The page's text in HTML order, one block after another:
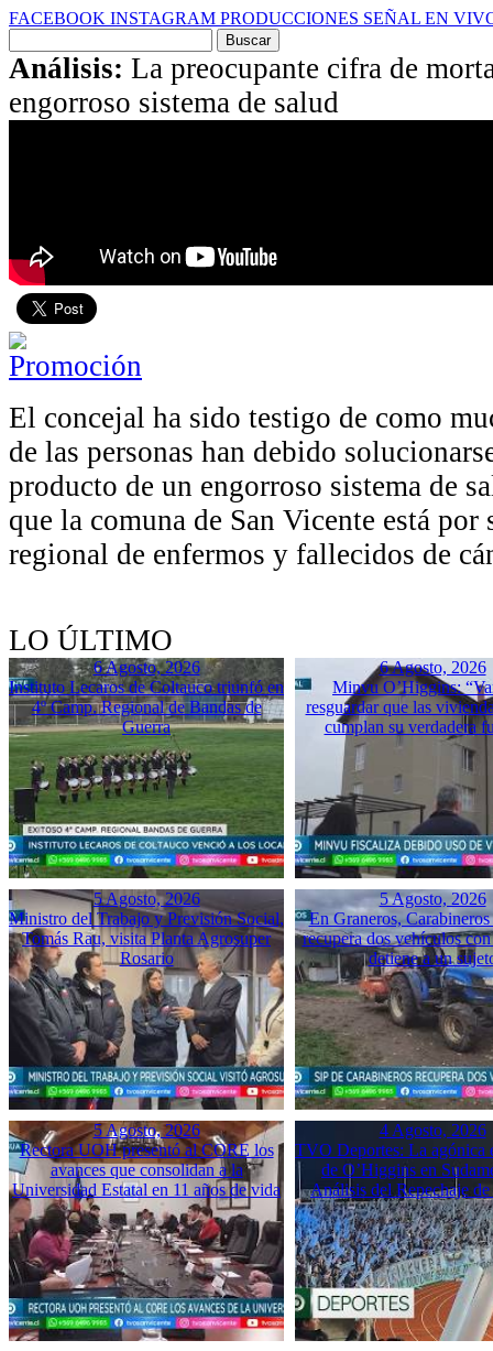
FACEBOOK INSTAGRAM PRODUCCIONES SEÑAL EN
por:
Análisis: La preocupante cifra de
engorroso sistema de salud
El concejal ha sido testigo de como
de las personas han debido
producto de un engorroso sistema de
que la comuna de San Vicente está
regional de enfermos y fallecidos de
LO ÚLTIMO
6 Agosto, 2026
Instituto Lecaros de Coltauco triunfó en
4º Camp. Regional de Bandas de
Guerra
6 Agosto, 2026
Minvu O’Higgins:
resguardar que las
cumplan su verdadera
5 Agosto, 2026
Ministro del Trabajo y Previsión Social,
Tomás Rau, visita Planta Agrosuper
Rosario
5 Agosto, 2026
En Graneros,
recupera dos vehículos
detiene a un
5 Agosto, 2026
Rectora UOH presentó al CORE los
avances que consolidan a la
Universidad Estatal en 11 años de vida
4 Agosto, 2026
TVO Deportes: La agónica
de O’Higgins en
Análisis del Repechaje de